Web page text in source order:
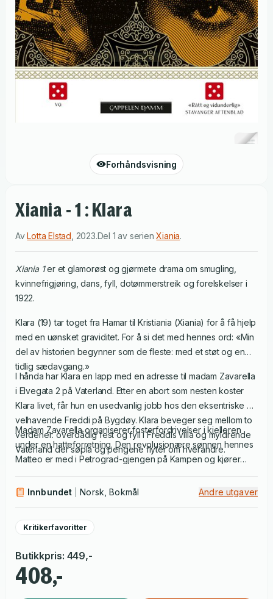
Forhåndsvisning
Xiania - 1 : Klara
AvLotta Elstad 2023.Del 1 av serienXiania.
Xiania 1er et glamorøst og gjørmete drama om smugling,
kvinnefrigjøring, dans, fyll, dotømmerstreik og forelskelser i
1922.
Klara (19) tar toget fra Hamar til Kristiania (Xiania) for å få hjelp
med en uønsket graviditet. For å si det med hennes ord: «Min
del av historien begynner som de fleste: med et støt og en
tidlig sædavgang.»
I hånda har Klara en lapp med en adresse til madam Zavarella
i Elvegata 2 på Vaterland. Etter en abort som nesten koster
Klara livet, får hun en usedvanlig jobb hos den eksentriske og
velhavende Freddi på Bygdøy. Klara beveger seg mellom to
verdener: overdådig fest og fyll i Freddis villa og myldrende
Vaterland der søpla og pengene flyter om hverandre.
Madam Zavarella organiserer fosterfordrivelser i kjelleren
under en hatteforretning. Den revolusjonære sønnen hennes
Matteo er med i Petrograd-gjengen på Kampen og kjører
ulykke, hun forelsker seg selvsagt i feil mann. Bli med til
lenger.
Innbundet Norsk, Bokmål Andre utgaver
Kritikerfavoritter
Butikkpris: 449,-
408,-